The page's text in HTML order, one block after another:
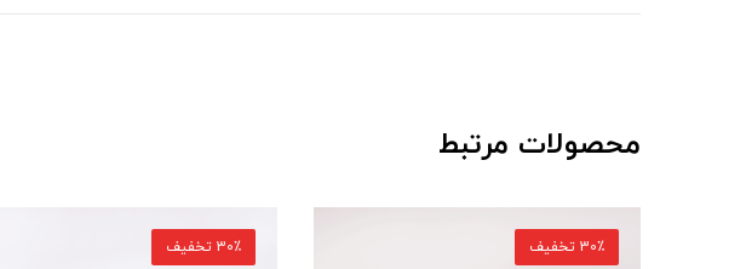
محصولات مرتبط
30٪ تخفیف 30٪ تخفیف